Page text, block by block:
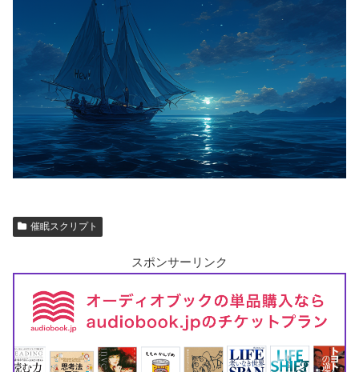
催眠スクリプト
スポンサーリンク